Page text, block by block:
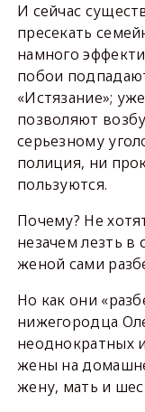
И сейчас
пресекать
намного
побои
«Истязание»;
позволяют
серьезному
полиция, ни
пользуются.
Почему? Не
незачем лезть
женой сами
Но как они
нижегородца
неоднократных
жены на
жену, мать и